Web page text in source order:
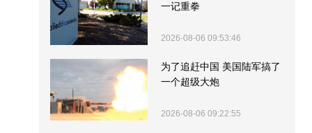
一记重拳
2026-08-06 09:53:46
为了追赶中国 美国陆军搞了
一个超级大炮
2026-08-06 09:22:55